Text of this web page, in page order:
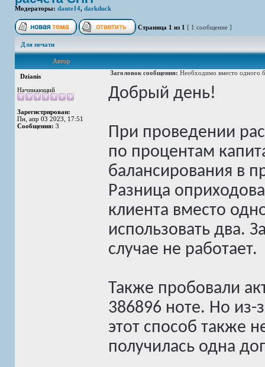
Модераторы: dante14, darkduck
Страница 1 из 1 [ 1 сообщение ]
Для печати
Автор
Dzianis Заголовок сообщения: Необходимо вместо одного
Начинающий
Зарегистрирован:
Пн, апр 03 2023, 17:51
Сообщения: 3
Добрый день!
При проведении
по процентам
балансирования в
Разница
клиента вместо
использовать два.
случае не работает.
Также пробовали
386896 ноте. Но из-
этот способ также
получилась одна